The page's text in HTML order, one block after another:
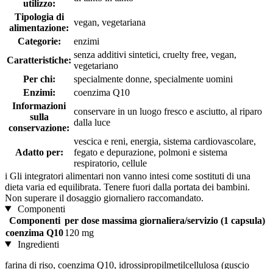
utilizzo:
Tipologia di
alimentazione:
vegan, vegetariana
Categorie:
enzimi
Caratteristiche:
senza additivi sintetici, cruelty free, vegan,
vegetariano
Per chi:
specialmente donne, specialmente uomini
Enzimi:
coenzima Q10
Informazioni
sulla
conservazione:
conservare in un luogo fresco e asciutto, al riparo
dalla luce
Adatto per:
vescica e reni, energia, sistema cardiovascolare,
fegato e depurazione, polmoni e sistema
respiratorio, cellule
i Gli integratori alimentari non vanno intesi come sostituti di una
dieta varia ed equilibrata. Tenere fuori dalla portata dei bambini.
Non superare il dosaggio giornaliero raccomandato.
Componenti
Componenti per dose massima giornaliera/servizio (1 capsula)
coenzima Q10120 mg
Ingredienti
farina di riso, coenzima Q10, idrossipropilmetilcellulosa (guscio